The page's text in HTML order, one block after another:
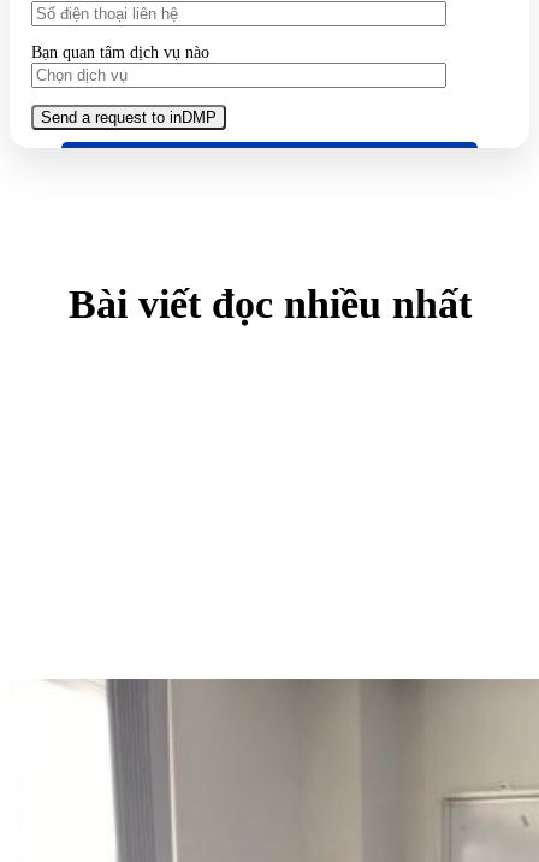
Bạn quan tâm dịch vụ nào
Bài viết đọc nhiều nhất